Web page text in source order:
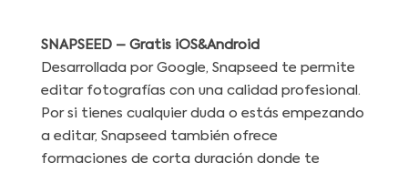
SNAPSEED – Gratis iOS&Android
Desarrollada por Google, Snapseed te permite
editar fotografías con una calidad profesional.
Por si tienes cualquier duda o estás empezando
a editar, Snapseed también ofrece
formaciones de corta duración donde te